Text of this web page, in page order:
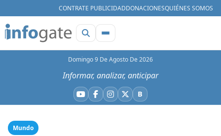
CONTRATE PUBLICIDADDONACIONESQUIÉNES SOMOS
Domingo 9 De Agosto De 2026
Informar, analizar, anticipar
YouTube
Facebook
Instagram
X BBluesky
Mundo